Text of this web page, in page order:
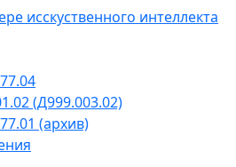
исскуственного интеллекта
(Д999.003.02)
(архив)